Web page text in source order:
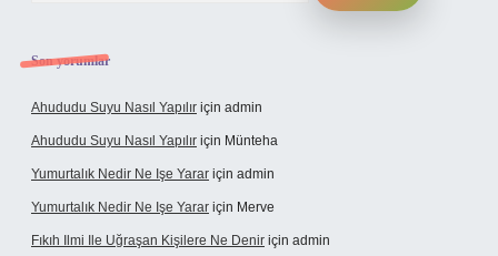
Son yorumlar
Ahududu Suyu Nasıl Yapılır için admin
Ahududu Suyu Nasıl Yapılır için Münteha
Yumurtalık Nedir Ne Işe Yarar için admin
Yumurtalık Nedir Ne Işe Yarar için Merve
Fıkıh Ilmi Ile Uğraşan Kişilere Ne Denir için admin